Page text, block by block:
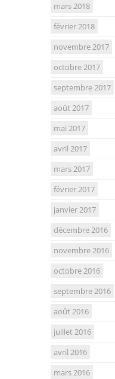
mars 2018
février 2018
novembre 2017
octobre 2017
septembre 2017
août 2017
mai 2017
avril 2017
mars 2017
février 2017
janvier 2017
décembre 2016
novembre 2016
octobre 2016
septembre 2016
août 2016
juillet 2016
avril 2016
mars 2016